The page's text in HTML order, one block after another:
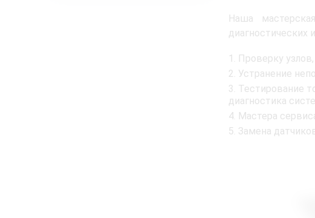
Наша
Проверку
Устранение
Тестирование
диагностика
Мастера
Замена